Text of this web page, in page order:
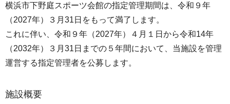
横浜市下野庭スポーツ会館の指定管理期間は、令和９年
（2027年）３月31日をもって満了します。
これに伴い、令和９年（2027年）４月１日から令和14年
（2032年）３月31日までの５年間において、当施設を管理
運営する指定管理者を公募します。
施設概要